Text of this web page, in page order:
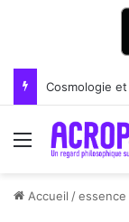
Renoir : la
Menu
Accueil /essence